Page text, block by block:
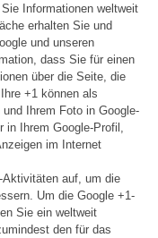
Informationen weltweit
erhalten Sie und
und unseren
dass Sie für einen
über die Seite, die
+1 können als
Ihrem Foto in Google-
in Ihrem Google-Profil,
im Internet
auf, um die
Um die Google +1-
Sie ein weltweit
den für das